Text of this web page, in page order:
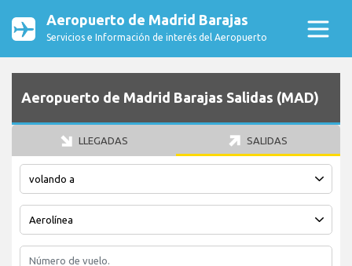
Aeropuerto de Madrid Barajas
Servicios e Información de interés del Aeropuerto
Aeropuerto de Madrid Barajas Salidas (MAD)
LLEGADAS SALIDAS